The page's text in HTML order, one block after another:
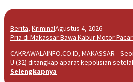
Berita, KriminalAgustus 4, 2026
Pria di Makassar Bawa Kabur Motor
CAKRAWALAINFO.CO.ID, MAKASSAR--
U (32) ditangkap aparat kepolisian
Selengkapnya